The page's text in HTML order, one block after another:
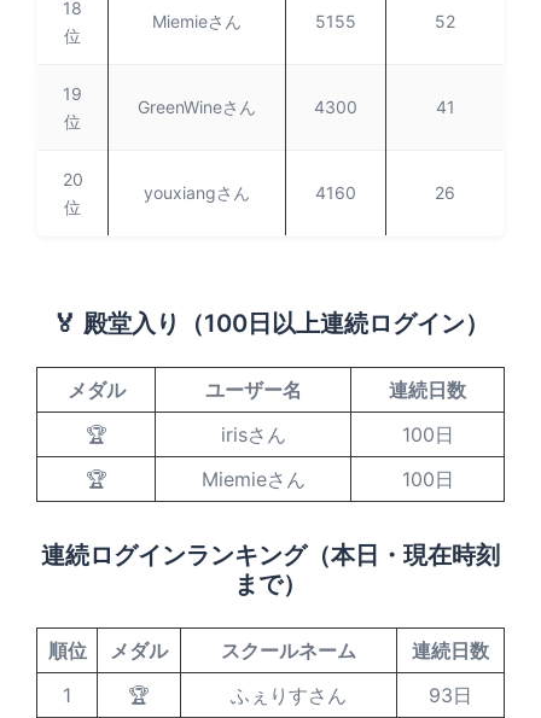
18
位
Miemieさん 5155 52
19
位
GreenWineさん 4300 41
20
位
youxiangさん 4160 26
🏅 殿堂入り（100日以上連続ログイン）
メダル ユーザー名
連続日数
🏆
irisさん
100日
🏆
Miemieさん 100日
連続ログインランキング（本日・現在時刻
まで）
順位 メダル スクールネーム
連続日数
1
🏆 ふぇりすさん
93日